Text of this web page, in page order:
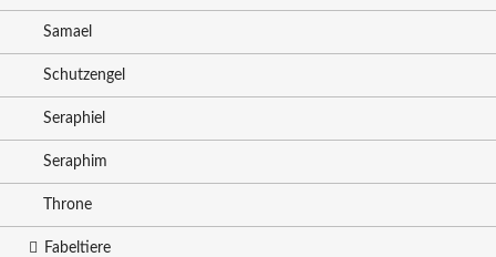
Samael
Schutzengel
Seraphiel
Seraphim
Throne
Fabeltiere